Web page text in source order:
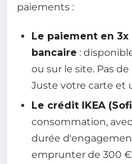
paiements :
Le paiement en
bancaire :
ou sur le site. Pas
Juste votre carte et
Le crédit IKEA
consommation,
durée
emprunter de 300 €